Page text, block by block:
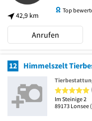
42,9 km
Top
Anrufen
12 Himmelszelt
Im Steinige 2
89173 Lonsee